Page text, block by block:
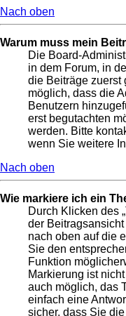
Nach oben
Warum muss mein
Die Board-
in dem Forum, in
die Beiträge zuerst
möglich, dass die
Benutzern
erst begutachten
werden. Bitte
wenn Sie weitere
Nach oben
Wie markiere ich ein
Durch Klicken des
der
nach oben auf die
Sie den
Funktion
Markierung ist
auch möglich, das
einfach eine
sicher, dass Sie